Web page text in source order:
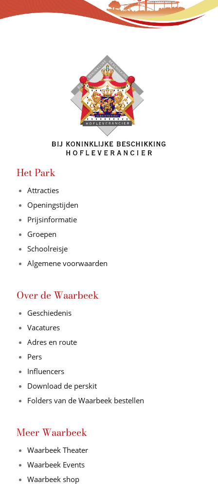
Het Park
Attracties
Openingstijden
Prijsinformatie
Groepen
Schoolreisje
Algemene voorwaarden
Over de Waarbeek
Geschiedenis
Vacatures
Adres en route
Pers
Influencers
Download de perskit
Folders van de Waarbeek bestellen
Meer Waarbeek
Waarbeek Theater
Waarbeek Events
Waarbeek shop